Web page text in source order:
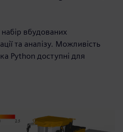
вбудованих
та аналізу. Можливість
Python доступні для